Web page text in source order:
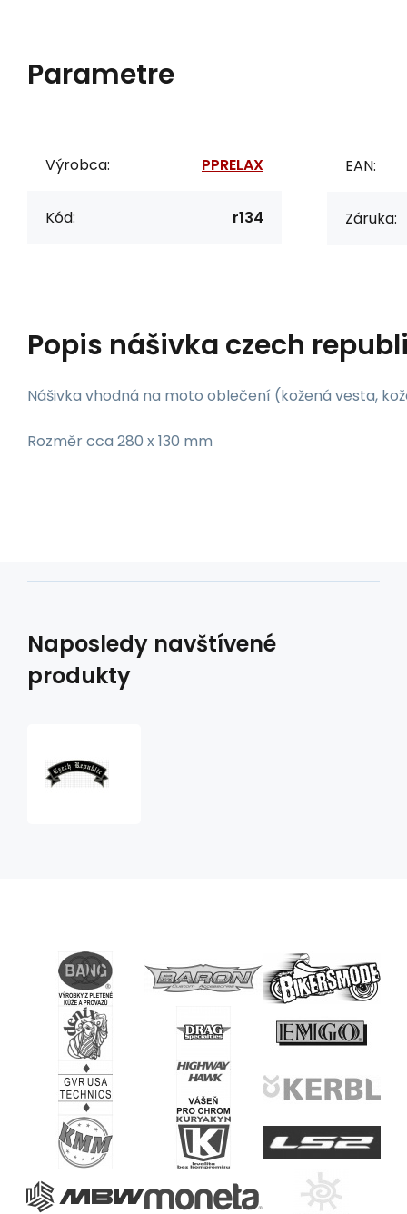
Parametre
Výrobca: PPRELAX
Kód: r134
EAN:
Záruka:
Popis nášivka czech
Nášivka vhodná na moto oblečení (kožená vesta,
Rozměr cca 280 x 130 mm
Naposledy navštívené
produkty